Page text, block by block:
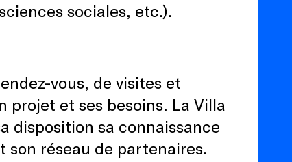
sociales, etc.).
vous, de visites et
projet et ses besoins. La Villa
disposition sa connaissance
réseau de partenaires.